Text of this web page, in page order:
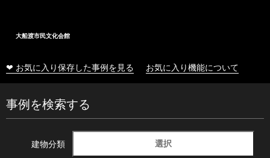
大船渡市民文化会館
❤ お気に入り保存した事例を見る お気に入り機能について
事例を検索する
建物分類 選択